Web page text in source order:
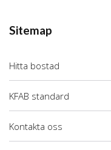
Sitemap
Hitta bostad
KFAB standard
Kontakta oss